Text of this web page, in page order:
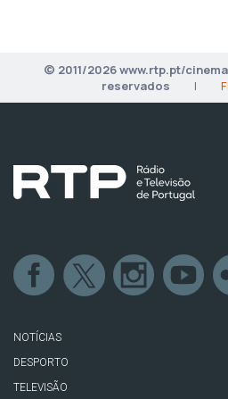
© 2011/2026 www.rtp.pt/
reservados
|
NOTÍCIAS
DESPORTO
TELEVISÃO